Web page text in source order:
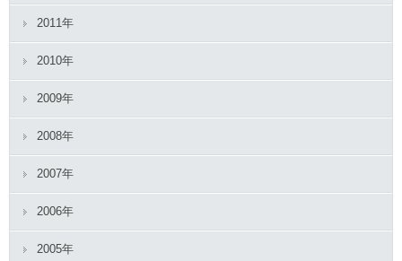
2011年
2010年
2009年
2008年
2007年
2006年
2005年